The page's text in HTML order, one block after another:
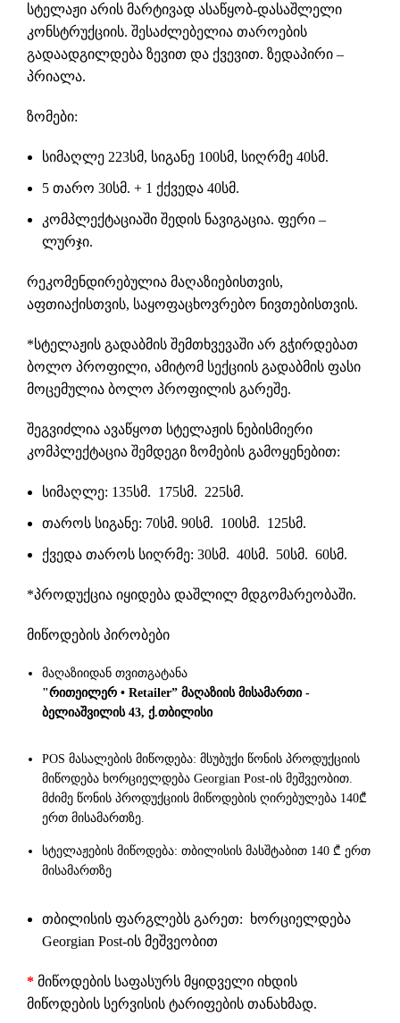
სტელაჟი არის მარტივად ასაწყობ-დასაშლელი
კონსტრუქციის. შესაძლებელია თაროების
გადაადგილდება ზევით და ქვევით. ზედაპირი –
პრიალა.
ზომები:
სიმაღლე 223სმ, სიგანე 100სმ, სიღრმე 40სმ.
5 თარო 30სმ. + 1 ქქვედა 40სმ.
კომპლექტაციაში შედის ნავიგაცია. ფერი –
ლურჯი.
რეკომენდირებულია მაღაზიებისთვის,
აფთიაქისთვის, საყოფაცხოვრებო ნივთებისთვის.
*სტელაჟის გადაბმის შემთხვევაში არ გჭირდებათ
ბოლო პროფილი, ამიტომ სექციის გადაბმის ფასი
მოცემულია ბოლო პროფილის გარეშე.
შეგვიძლია ავაწყოთ სტელაჟის ნებისმიერი
კომპლექტაცია შემდეგი ზომების გამოყენებით:
სიმაღლე: 135სმ. 175სმ. 225სმ.
თაროს სიგანე: 70სმ. 90სმ. 100სმ. 125სმ.
ქვედა თაროს სიღრმე: 30სმ. 40სმ. 50სმ. 60სმ.
*პროდუქცია იყიდება დაშლილ მდგომარეობაში.
მიწოდების პირობები
მაღაზიიდან თვითგატანა
"რითეილერ • Retailer” მაღაზიის მისამართი -
ბელიაშვილის 43, ქ.თბილისი
POS მასალების მიწოდება: მსუბუქი წონის პროდუქციის
მიწოდება ხორციელდება Georgian Post-ის მეშვეობით.
მძიმე წონის პროდუქციის მიწოდების ღირებულება 140₾
ერთ მისამართზე.
სტელაჟების მიწოდება: თბილისის მასშტაბით 140 ₾ ერთ
მისამართზე
თბილისის ფარგლებს გარეთ: ხორციელდება
Georgian Post-ის მეშვეობით
* მიწოდების საფასურს მყიდველი იხდის
მიწოდების სერვისის ტარიფების თანახმად.